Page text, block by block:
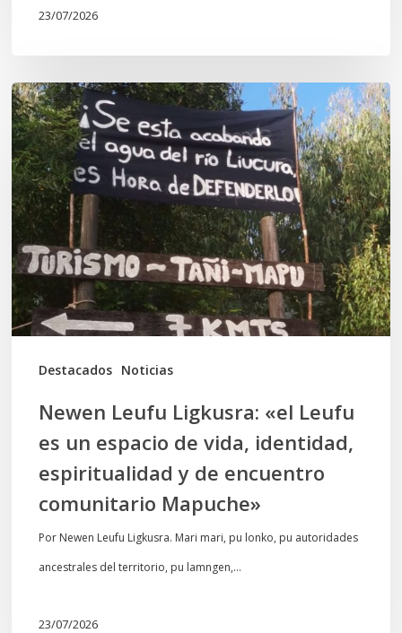
23/07/2026
Destacados Noticias
Newen
Leufu
Ligkusra:
«el
Leufu
es
un
espacio
de
vida,
espiritualidad
encuentro
comunitario
Mapuche»
Newen Leufu Ligkusra: «el Leufu
es un espacio de vida, identidad,
espiritualidad y de encuentro
comunitario Mapuche»
Por Newen Leufu Ligkusra. Mari mari, pu lonko, pu autoridades
ancestrales del territorio, pu lamngen,…
23/07/2026